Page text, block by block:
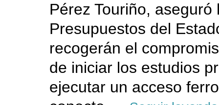
Pérez Touriño, aseguró
Presupuestos del
recogerán el
de iniciar los estudios
ejecutar un acceso